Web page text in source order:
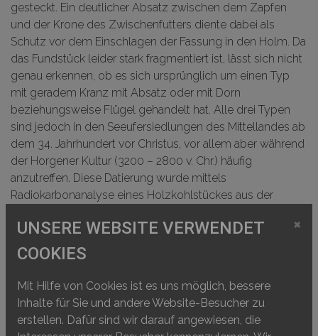
gesteckt. Ein deutlicher Absatz zwischen dem Zapfen
und der Krone des Zwischenfutters diente dabei als
Schutz vor dem Einschlagen der Fassung in den Holm. Da
das Fundstück leider stark fragmentiert ist, lässt sich nicht
genau erkennen, ob es sich ursprünglich um einen Typ
mit geradem Kranz mit Absatz oder mit Dorn
beziehungsweise Flügel gehandelt hat. Alle drei Typen
sind jedoch in den Seeufersiedlungen des Mittellandes ab
dem 34. Jahrhundert vor Christus, vor allem aber während
der Horgener Kultur (3200 – 2800 v. Chr.) häufig
anzutreffen. Diese Datierung wurde mittels
Radiokarbonanalyse eines Holzkohlstückes aus der
UNSERE WEBSITE VERWENDET
COOKIES
×
Mit Hilfe von Cookies ist es uns möglich, bessere
Inhalte für Sie und andere Website-Besucher zu
erstellen. Dafür sind wir darauf angewiesen, die